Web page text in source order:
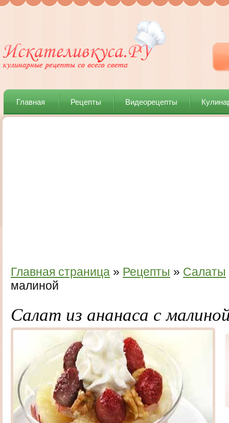
Главная Рецепты Видеорецепты
Главная страница » Рецепты » Салаты
малиной
Салат из ананаса с